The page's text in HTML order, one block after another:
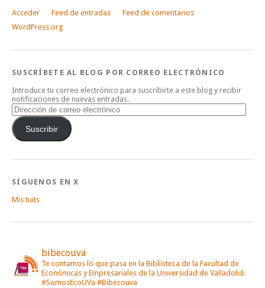
Acceder Feed de entradas
Feed de comentarios
WordPress.org
SUSCRÍBETE AL BLOG POR CORREO ELECTRÓNICO
Introduce tu correo electrónico para suscribirte a este blog y recibir
notificaciones de nuevas entradas.
Dirección
de
correo
electrónico
Suscribir
SÍGUENOS EN X
Mis tuits
bibecouva
Te contamos lo que pasa en la Biblioteca de la Facultad de
Económicas y Empresariales de la Universidad de Valladolid.
#SomosEcoUVa #Bibecouva